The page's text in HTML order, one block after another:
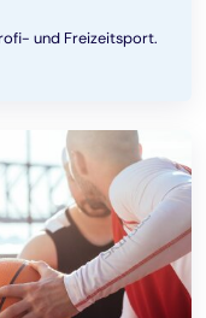
und Freizeitsport.